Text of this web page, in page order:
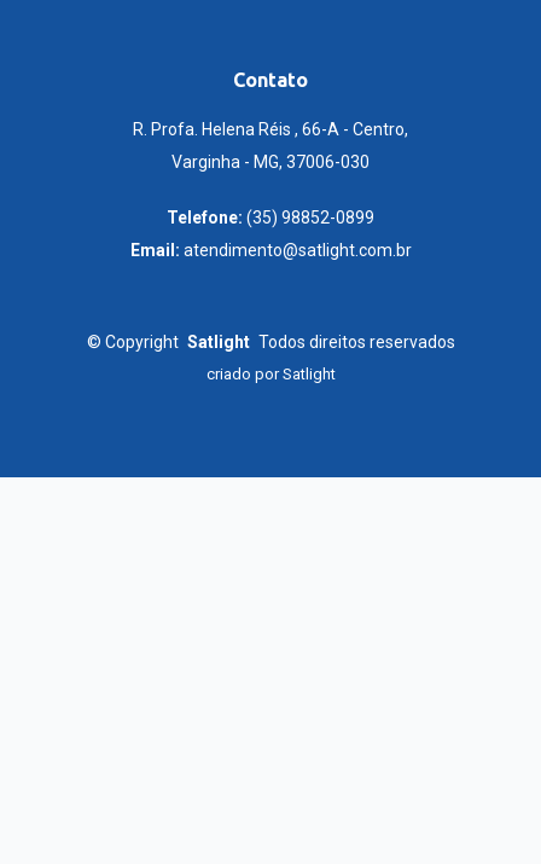
Contato
R. Profa. Helena Réis , 66-A - Centro,
Varginha - MG, 37006-030
Telefone: (35) 98852-0899
Email: atendimento@satlight.com.br
© Copyright Satlight Todos direitos reservados
criado porSatlight